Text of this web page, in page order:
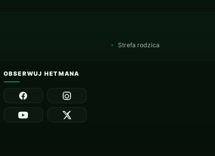
Strefa rodzica
OBSERWUJ HETMANA
Facebook Instagram
YouTube X